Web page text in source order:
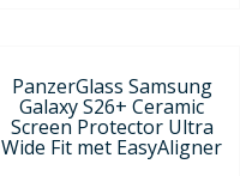
PanzerGlass Samsung
Galaxy S26+ Ceramic
Screen Protector Ultra
Wide Fit met EasyAligner